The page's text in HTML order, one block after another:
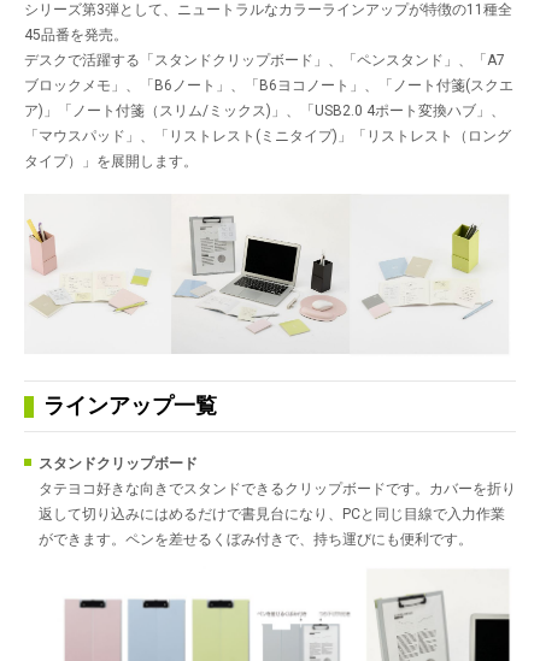
シリーズ第3弾として、ニュートラルなカラーラインアップが特徴の11種全
45品番を発売。
デスクで活躍する「スタンドクリップボード」、「ペンスタンド」、「A7
ブロックメモ」、「B6ノート」、「B6ヨコノート」、「ノート付箋(スクエ
ア)」「ノート付箋（スリム/ミックス)」、「USB2.0 4ポート変換ハブ」、
「マウスパッド」、「リストレスト(ミニタイプ)」「リストレスト（ロング
タイプ）」を展開します。
ラインアップ一覧
スタンドクリップボード
タテヨコ好きな向きでスタンドできるクリップボードです。カバーを折り
返して切り込みにはめるだけで書見台になり、PCと同じ目線で入力作業
ができます。ペンを差せるくぼみ付きで、持ち運びにも便利です。